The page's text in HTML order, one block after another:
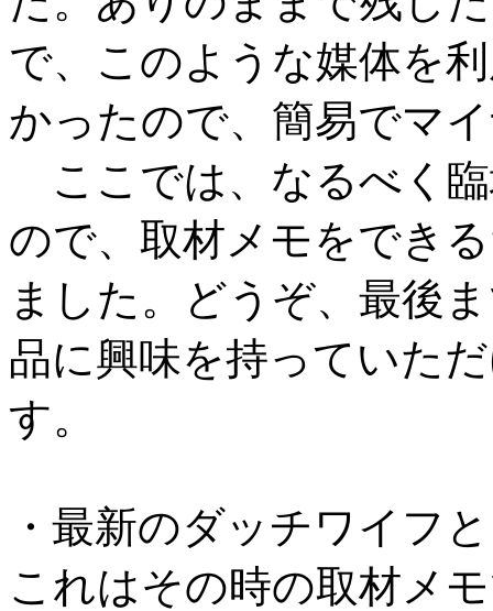
で、このような媒体を
かったので、簡易でマ
ここでは、なるべく
ので、取材メモをでき
ました。どうぞ、最後
品に興味を持っていた
す。
・最新のダッチワイフ
これはその時の取材メ